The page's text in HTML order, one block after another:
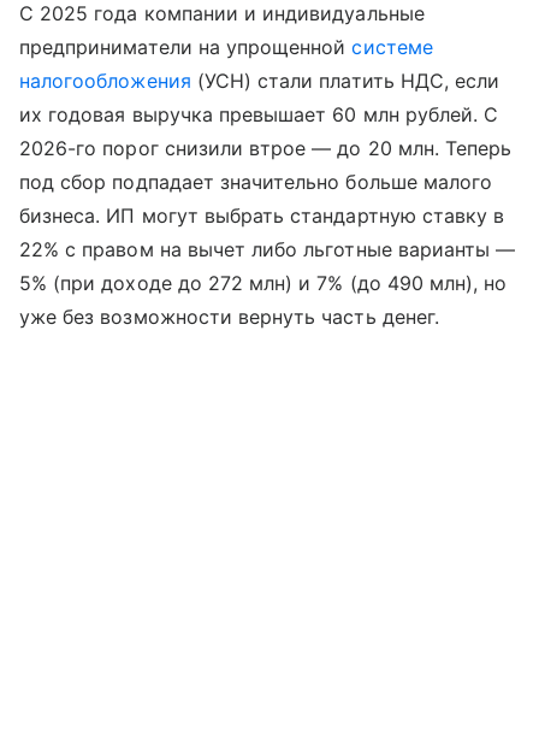
С 2025 года компании и индивидуальные
предприниматели на упрощеннойсистеме
налогообложения (УСН) стали платить НДС, если
их годовая выручка превышает 60 млн рублей. С
2026-го порог снизили втрое — до 20 млн. Теперь
под сбор подпадает значительно больше малого
бизнеса. ИП могут выбрать стандартную ставку в
22% с правом на вычет либо льготные варианты —
5% (при доходе до 272 млн) и 7% (до 490 млн), но
уже без возможности вернуть часть денег.